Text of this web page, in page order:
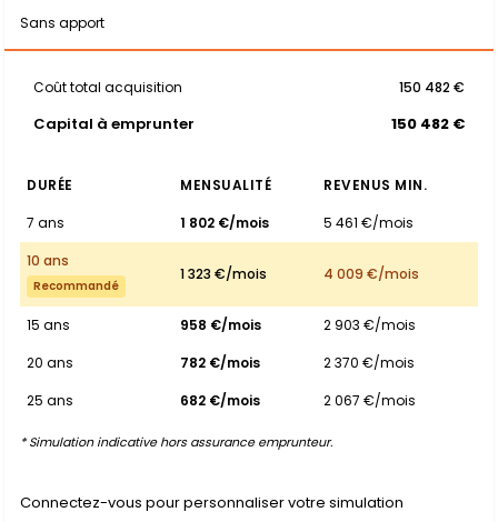
Sans apport
Coût total acquisition 150 482 €
Capital à emprunter 150 482 €
DURÉE MENSUALITÉ
REVENUS MIN.
7 ans
1 802 €/mois
5 461 €/mois
10 ans
Recommandé
1 323 €/mois 4 009 €/mois
15 ans 958 €/mois
2 903 €/mois
20 ans
782 €/mois
2 370 €/mois
25 ans
682 €/mois 2 067 €/mois
* Simulation indicative hors assurance emprunteur.
Connectez-vous pour personnaliser votre simulation